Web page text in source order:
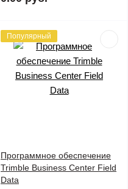
Популярный
Программное обеспечение
Trimble Business Center Field
Data